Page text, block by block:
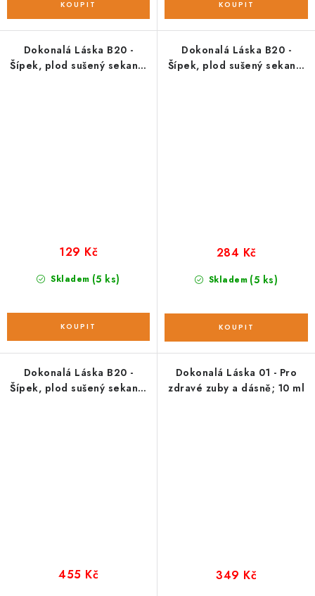
Dokonalá Láska B20 -
Šípek, plod sušený sekaný;
Skladem (5 ks)
129 Kč
Dokonalá Láska B20 -
Šípek, plod sušený sekaný;
Skladem (5 ks)
284 Kč
Dokonalá Láska B20 -
Šípek, plod sušený sekaný;
455 Kč
Dokonalá Láska 01 - Pro
zdravé zuby a dásně; 10 ml
349 Kč